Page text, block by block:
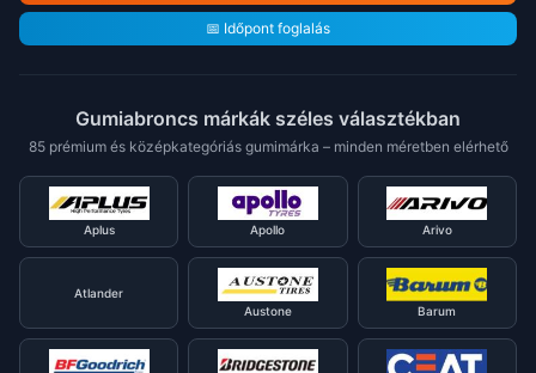
📅 Időpont foglalás
Gumiabroncs márkák széles választékban
85 prémium és középkategóriás gumimárka – minden méretben elérhető
Aplus Apollo Arivo
Atlander
Austone
Barum